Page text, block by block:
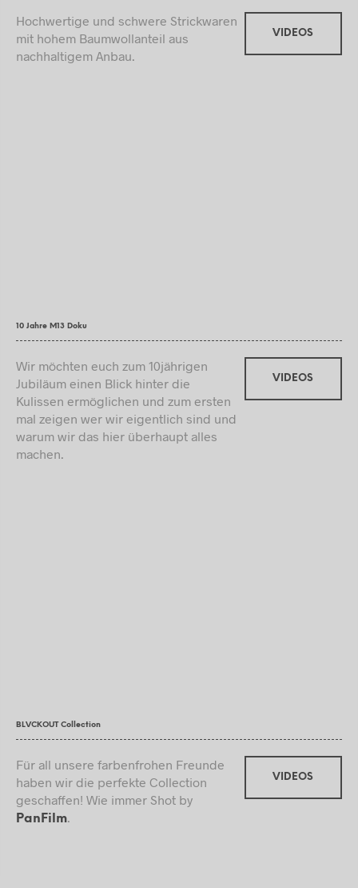
Hochwertige und schwere Strickwaren
mit hohem Baumwollanteil aus
nachhaltigem Anbau.
VIDEOS
10 Jahre M13 Doku
Wir möchten euch zum 10jährigen
Jubiläum einen Blick hinter die
Kulissen ermöglichen und zum ersten
mal zeigen wer wir eigentlich sind und
warum wir das hier überhaupt alles
machen.
VIDEOS
BLVCKOUT Collection
Für all unsere farbenfrohen Freunde
haben wir die perfekte Collection
geschaffen! Wie immer Shot by
PanFilm.
VIDEOS